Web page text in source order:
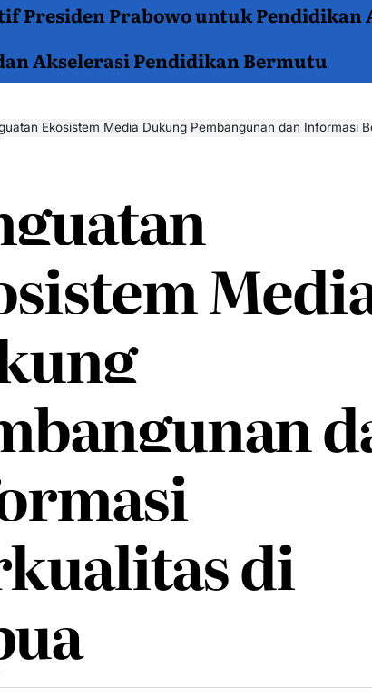
Presiden Prabowo untuk Pendidikan
Akselerasi Pendidikan Bermutu
Ekosistem Media Dukung Pembangunan dan Informasi Berkualitas di
di